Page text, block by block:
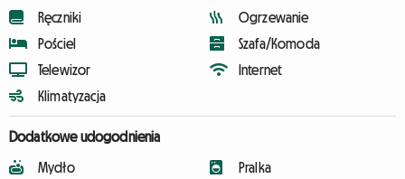
Ręczniki
Pościel
Telewizor
Klimatyzacja
Ogrzewanie
Szafa/Komoda
Internet
Dodatkowe udogodnienia
Mydło
Pralka